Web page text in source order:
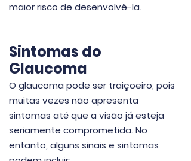
maior risco de desenvolvê-la.
Sintomas do
Glaucoma
O glaucoma pode ser traiçoeiro, pois
muitas vezes não apresenta
sintomas até que a visão já esteja
seriamente comprometida. No
entanto, alguns sinais e sintomas